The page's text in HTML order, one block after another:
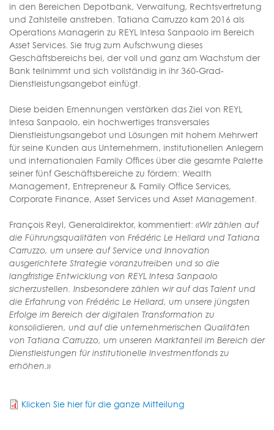
in den Bereichen Depotbank, Verwaltung, Rechtsvertretung
und Zahlstelle anstreben. Tatiana Carruzzo kam 2016 als
Operations Managerin zu REYL Intesa Sanpaolo im Bereich
Asset Services. Sie trug zum Aufschwung dieses
Geschäftsbereichs bei, der voll und ganz am Wachstum der
Bank teilnimmt und sich vollständig in ihr 360-Grad-
Dienstleistungsangebot einfügt.
Diese beiden Ernennungen verstärken das Ziel von REYL
Intesa Sanpaolo, ein hochwertiges transversales
Dienstleistungsangebot und Lösungen mit hohem Mehrwert
für seine Kunden aus Unternehmern, institutionellen Anlegern
und internationalen Family Offices über die gesamte Palette
seiner fünf Geschäftsbereiche zu fördern: Wealth
Management, Entrepreneur & Family Office Services,
Corporate Finance, Asset Services und Asset Management.
François Reyl, Generaldirektor, kommentiert: «Wir zählen auf
die Führungsqualitäten von Frédéric Le Hellard und Tatiana
Carruzzo, um unsere auf Service und Innovation
ausgerichtete Strategie voranzutreiben und so die
langfristige Entwicklung von REYL Intesa Sanpaolo
sicherzustellen. Insbesondere zählen wir auf das Talent und
die Erfahrung von Frédéric Le Hellard, um unsere jüngsten
Erfolge im Bereich der digitalen Transformation zu
konsolidieren, und auf die unternehmerischen Qualitäten
von Tatiana Carruzzo, um unseren Marktanteil im Bereich der
Dienstleistungen für institutionelle Investmentfonds zu
erhöhen.»
Klicken Sie hier für die ganze Mitteilung